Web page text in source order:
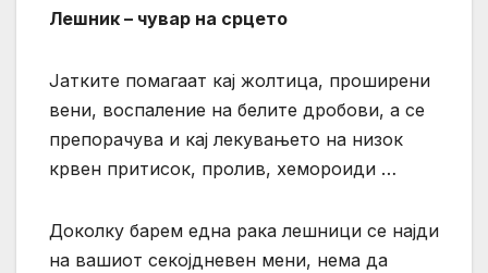
Лешник – чувар на срцето
Јатките помагаат кај жолтица, проширени
вени, воспаление на белите дробови, а се
препорачува и кај лекувањето на низок
крвен притисок, пролив, хемороиди …
Доколку барем една рака лешници се најди
на вашиот секојдневен мени, нема да